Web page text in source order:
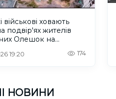
військові ховають
подвір'ях жителів
Олешок на
19:20 174
НОВИНИ